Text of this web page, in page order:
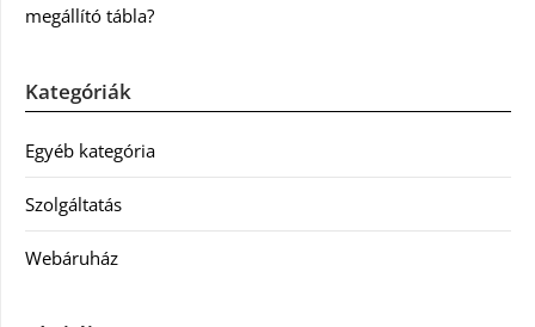
megállító tábla?
Kategóriák
Egyéb kategória
Szolgáltatás
Webáruház